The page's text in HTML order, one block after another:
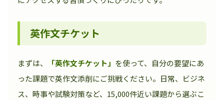
英作文チケット
まずは、 「英作文チケット」 を使って、自分の要望にあ
った課題で英作文添削にご挑戦ください。日常、ビジネ
ス、時事や試験対策など、15,000件近い課題から選ぶこ